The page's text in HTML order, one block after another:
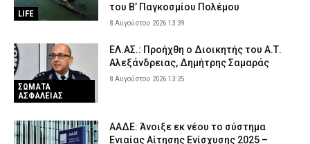
LIFE
του Β’ Παγκοσμίου Πολέμου
8 Αυγούστου 2026 13:39
ΣΩΜΑΤΑ
ΑΣΦΑΛΕΙΑΣ
ΕΛ.ΑΣ.: Προήχθη ο Διοικητής του Α.Τ.
Αλεξάνδρειας, Δημήτρης Σαμαράς
8 Αυγούστου 2026 13:25
ΑΑΔΕ: Άνοιξε εκ νέου το σύστημα
Ενιαίας Αίτησης Ενίσχυσης 2025 –